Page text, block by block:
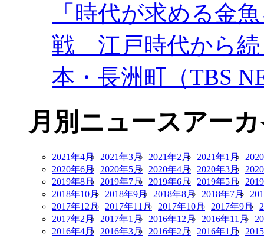
「時代が求める金
戦 江戸時代から
本・長洲町（TBS
月別ニュースアー
2021年4月 2021年3月 2021年2月 2021年1月
2020年6月
2020年5月 2020年4月 2020年3月
2019年8月
2019年7月 2019年6月 2019年5月
2018年10月
2018年9月 2018年8月 2018年7月
2017年12月
2017年11月 2017年10月 2017年9月
2017年2月
2017年1月 2016年12月 2016年11月
2016年4月
2016年3月 2016年2月 2016年1月